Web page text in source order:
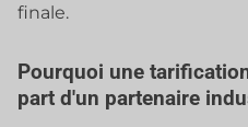
finale.
Pourquoi une
part d'un partenaire